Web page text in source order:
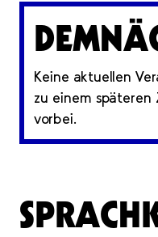
Keine aktuellen
zu einem späteren
vorbei.